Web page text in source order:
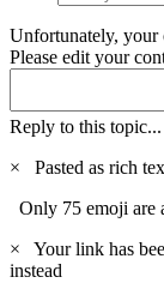
Unfortunately, your
Please edit your
Reply to this topic...
×
Pasted as rich
Only 75 emoji are
×
Your link has
instead